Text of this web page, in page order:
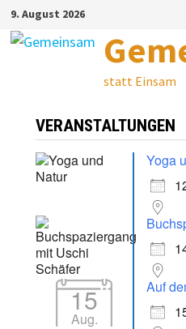
Zum
Inhalt
9. August 2026
statt Einsam
VERANSTALTUNGEN
Yoga
15
Aug.
Auf